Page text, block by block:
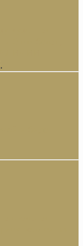
мм белая,
овальная
синяя